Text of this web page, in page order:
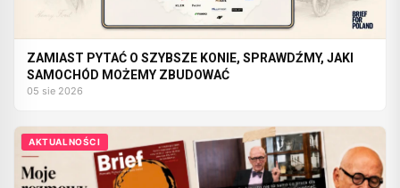
ZAMIAST PYTAĆ O SZYBSZE KONIE, SPRAWDŹMY, JAKI
SAMOCHÓD MOŻEMY ZBUDOWAĆ
05 sie 2026
AKTUALNOŚCI